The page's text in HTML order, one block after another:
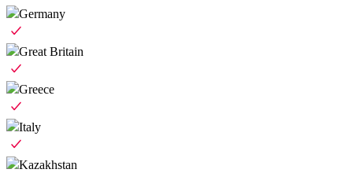
Germany
Great Britain
Greece
Italy
Kazakhstan